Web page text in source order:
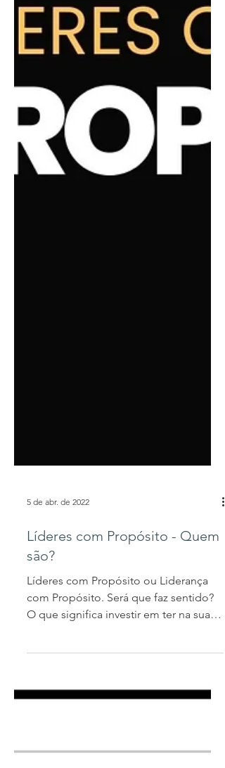
5 de abr. de 2022
Líderes com Propósito - Quem
são?
Líderes com Propósito ou Liderança
com Propósito. Será que faz sentido?